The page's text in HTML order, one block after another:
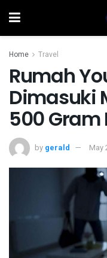
Home Travel
Rumah
Dimasuki
500 Gram
by gerald May